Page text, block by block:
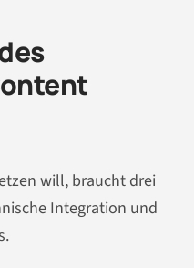
will, braucht drei
Integration und